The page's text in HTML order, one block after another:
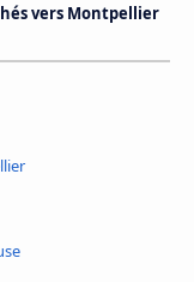
vers Montpellier